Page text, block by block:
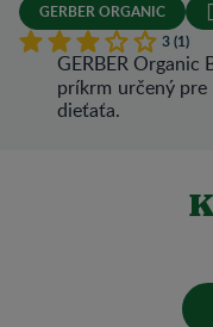
GERBER ORGANIC
3 (1)
GERBER
príkrm určený
dieťaťa.